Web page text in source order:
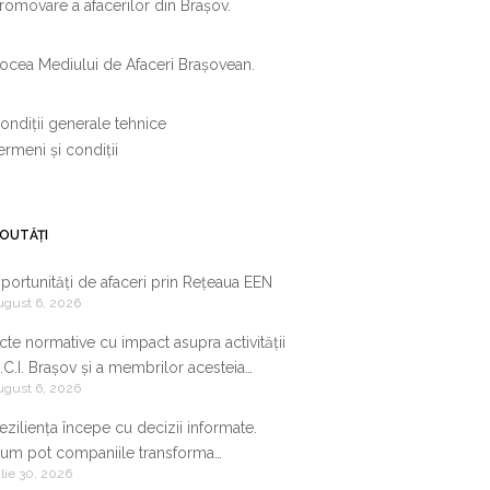
a afacerilor din Brașov.
Mediului de Afaceri Brașovean.
generale tehnice
și condiții
de afaceri prin Rețeaua EEN
6, 2026
normative cu impact asupra activității
Brașov și a membrilor acesteia
05.08.2026
6, 2026
începe cu decizii informate.
pot companiile transforma
de business într-un avantaj
30, 2026